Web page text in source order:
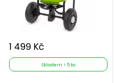
1 499 Kč
Skladem > 5 ks